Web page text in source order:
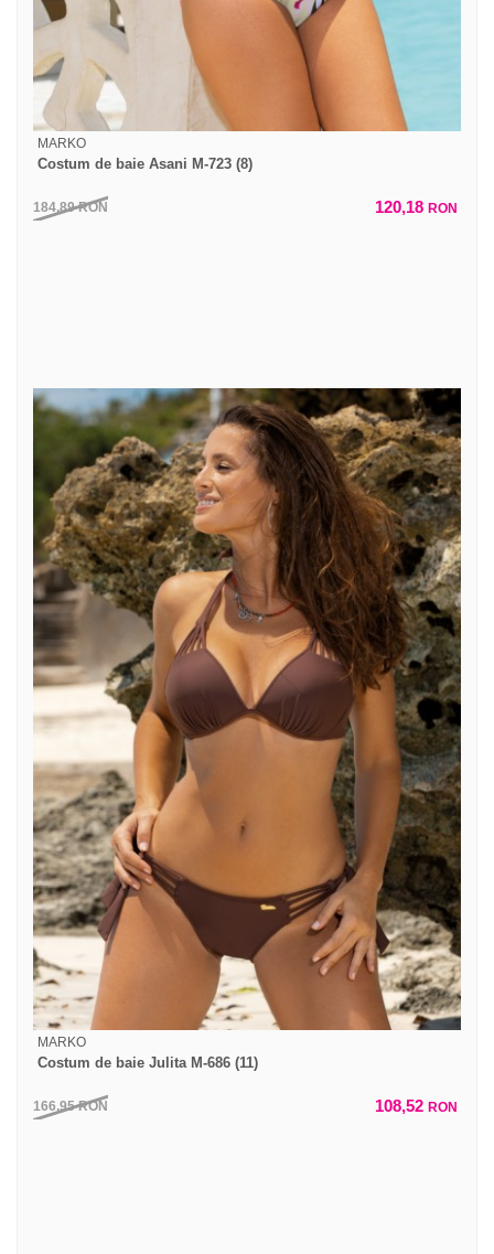
MARKO
Costum de baie Asani M-723 (8)
184,89RON 120,18 RON
MARKO
Costum de baie Julita M-686 (11)
166,95RON 108,52 RON